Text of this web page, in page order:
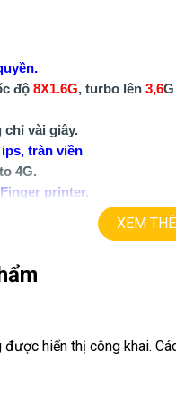
độ 8X1.6G, turbo lên 3,6
chỉ vài giây.
tràn viền
4G.
printer.
UY TÍN – CHẤT LƯỢNG –
PHÁT
XEM
được hiển thị công khai.